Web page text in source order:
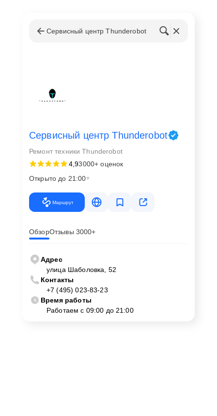
Сервисный центр Thunderobot
Сервисный центр Thunderobot
Ремонт техники Thunderobot
4,93000+ оценок
Открыто до 21:00
Маршрут
ОбзорОтзывы 3000+
Адрес
улица Шаболовка, 52
Контакты
+7 (495) 023-83-23
Время работы
Работаем с 09:00 до 21:00